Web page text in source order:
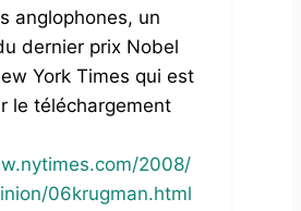
anglophones, un
dernier prix Nobel
York Times qui est
le téléchargement
2008/
06krugman.html